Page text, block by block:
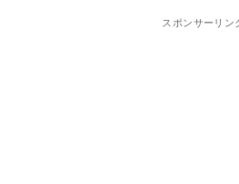
スポンサーリン